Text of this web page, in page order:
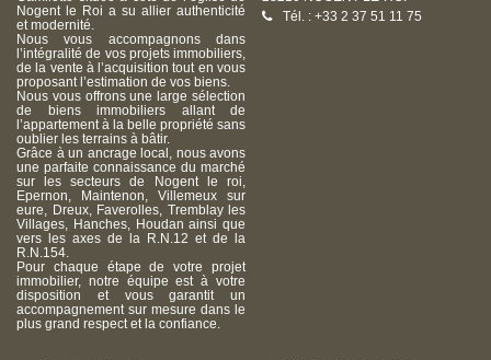
Nogent le Roi a su allier authenticité
et modernité.
Nous vous accompagnons dans
l’intégralité de vos projets immobiliers,
de la vente à l’acquisition tout en vous
proposant l’estimation de vos biens.
Nous vous offrons une large sélection
de biens immobiliers allant de
l’appartement à la belle propriété sans
oublier les terrains à bâtir.
Grâce à un ancrage local, nous avons
une parfaite connaissance du marché
sur les secteurs de Nogent le roi,
Epernon, Maintenon, Villemeux sur
eure, Dreux, Faverolles, Tremblay les
Villages, Hanches, Houdan ainsi que
vers les axes de la R.N.12 et de la
R.N.154.
Pour chaque étape de votre projet
immobilier, notre équipe est à votre
disposition et vous garantit un
accompagnement sur mesure dans le
plus grand respect et la confiance.
Tél. : +33 2 37 51 11 75